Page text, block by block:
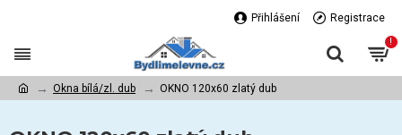
Přihlášení Registrace
!
Okna bílá/zl. dub OKNO 120x60 zlatý dub